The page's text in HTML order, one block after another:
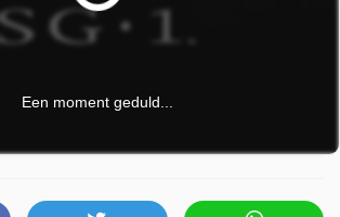
Een moment geduld...